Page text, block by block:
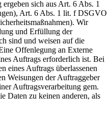
sich aus Art. 6 Abs. 1
Art. 6 Abs. 1 lit. f DSGVO
Wir
und Erfüllung der
sind und weisen auf die
Offenlegung an Externe
Auftrags erforderlich ist. Bei
eines Auftrags überlassenen
Weisungen der Auftraggeber
Auftragsverarbeitung gem.
Daten zu keinen anderen, als